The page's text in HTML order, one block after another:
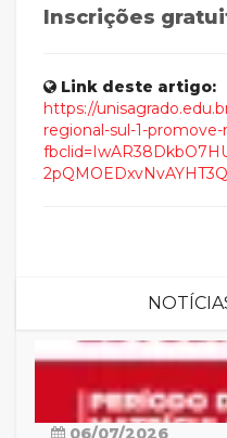
Inscrições
Link deste artigo:
https://
regional-sul-1-
06/07/2026